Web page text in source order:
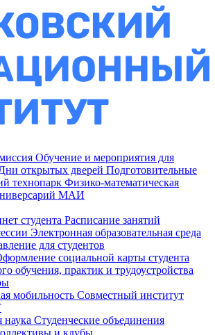
Обучение и мероприятия для
открытых дверей Подготовительные
технопарк Физико-математическая
МАИ
студента Расписание занятий
Электронная образовательная среда
для студентов
социальной карты студента
обучения, практик и трудоустройства
мобильность Совместный институт
наука Студенческие объединения